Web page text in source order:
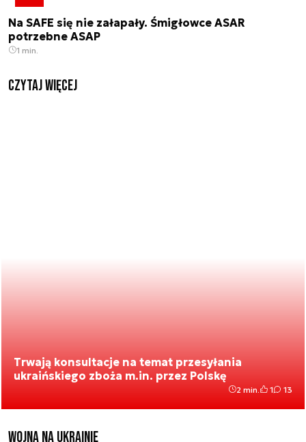
Na SAFE się nie załapały. Śmigłowce ASAR
potrzebne ASAP
1 min.
czytaj więcej
Trwają konsultacje na temat przesyłania
ukraińskiego zboża m.in. przez Polskę
2 min. 1 13
Wojna na Ukrainie